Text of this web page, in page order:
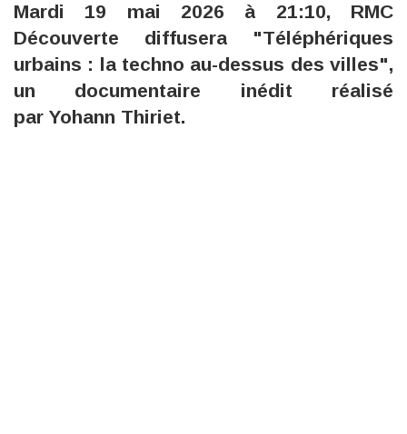
Mardi 19 mai 2026 à 21:10, RMC
Découverte diffusera "Téléphériques
urbains : la techno au-dessus des villes",
un documentaire inédit réalisé
par Yohann Thiriet.